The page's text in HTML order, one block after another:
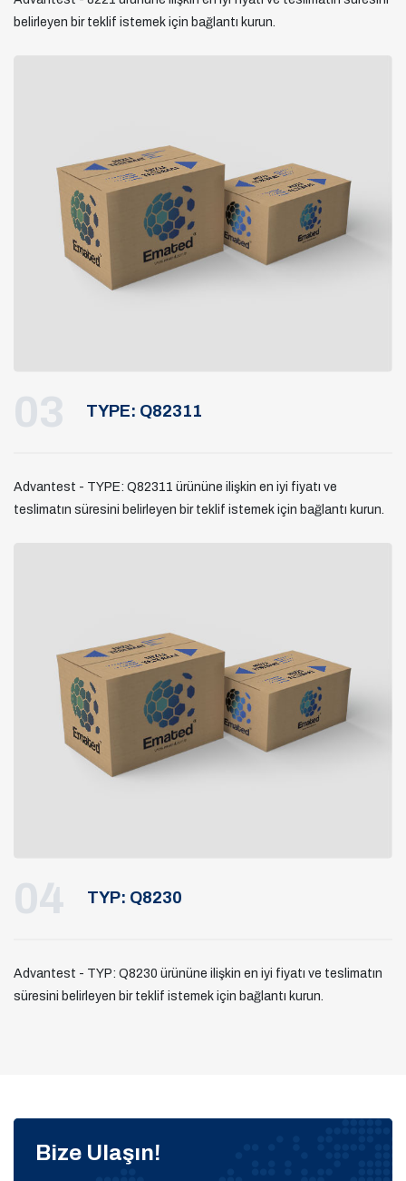
belirleyen bir teklif istemek için bağlantı kurun.
03 TYPE: Q82311
Advantest - TYPE: Q82311 ürününe ilişkin en iyi fiyatı ve
teslimatın süresini belirleyen bir teklif istemek için bağlantı kurun.
04 TYP: Q8230
Advantest - TYP: Q8230 ürününe ilişkin en iyi fiyatı ve teslimatın
süresini belirleyen bir teklif istemek için bağlantı kurun.
Bize Ulaşın!